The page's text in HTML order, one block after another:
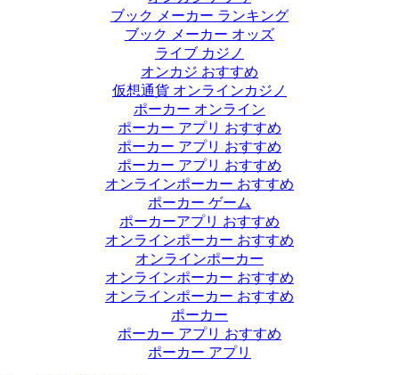
ブック メーカー ランキング
ブック メーカー オッズ
ライブ カジノ
オンカジ おすすめ
仮想通貨 オンラインカジノ
ポーカー オンライン
ポーカー アプリ おすすめ
ポーカー アプリ おすすめ
ポーカー アプリ おすすめ
オンラインポーカー おすすめ
ポーカー ゲーム
ポーカーアプリ おすすめ
オンラインポーカー おすすめ
オンラインポーカー
オンラインポーカー おすすめ
オンラインポーカー おすすめ
ポーカー
ポーカー アプリ おすすめ
ポーカー アプリ